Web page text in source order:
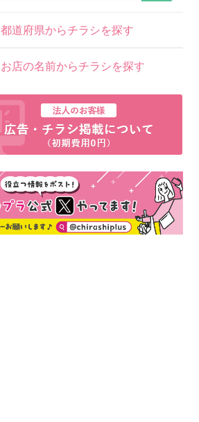
都道府県からチラシを探す
お店の名前からチラシを探す